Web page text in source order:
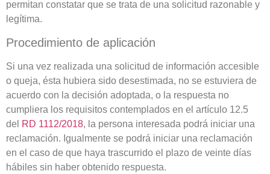
permitan constatar que se trata de una solicitud razonable y
legítima.
Procedimiento de aplicación
Si una vez realizada una solicitud de información accesible
o queja, ésta hubiera sido desestimada, no se estuviera de
acuerdo con la decisión adoptada, o la respuesta no
cumpliera los requisitos contemplados en el artículo 12.5
del
RD 1112/2018, la persona interesada podrá iniciar una
reclamación. Igualmente se podrá iniciar una reclamación
en el caso de que haya trascurrido el plazo de veinte días
hábiles sin haber obtenido respuesta.